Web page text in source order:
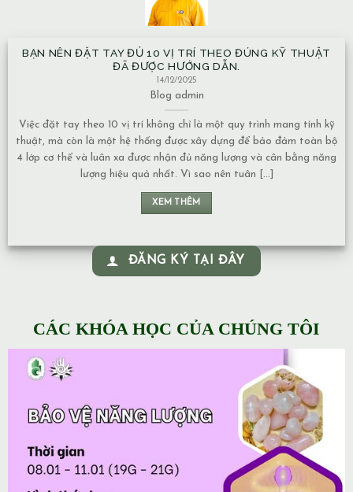
BẠN NÊN ĐẶT TAY ĐỦ 10 VỊ TRÍ THEO ĐÚNG KỸ THUẬT
ĐÃ ĐƯỢC HƯỚNG DẪN.
14/12/2025
Blog admin
Việc đặt tay theo 10 vị trí không chỉ là một quy trình mang tính kỹ
thuật, mà còn là một hệ thống được xây dựng để bảo đảm toàn bộ
4 lớp cơ thể và luân xa được nhận đủ năng lượng và cân bằng năng
lượng hiệu quả nhất. Vì sao nên tuân [...]
XEM THÊM
ĐĂNG KÝ TẠI ĐÂY
CÁC KHÓA HỌC CỦA CHÚNG TÔI